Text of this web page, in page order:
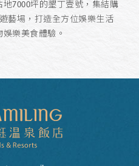
7000坪的墾丁壹號，集結購
藝場，打造全方位娛樂生活
樂美食體驗。